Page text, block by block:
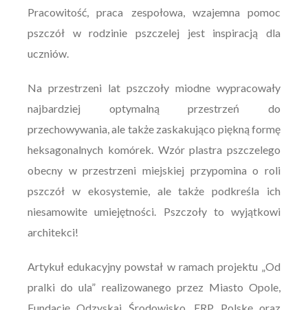
Pracowitość, praca zespołowa, wzajemna pomoc
pszczół w rodzinie pszczelej jest inspiracją dla
uczniów.
Na przestrzeni lat pszczoły miodne wypracowały
najbardziej optymalną przestrzeń do
przechowywania, ale także zaskakująco piękną formę
heksagonalnych komórek. Wzór plastra pszczelego
obecny w przestrzeni miejskiej przypomina o roli
pszczół w ekosystemie, ale także podkreśla ich
niesamowite umiejętności. Pszczoły to wyjątkowi
architekci!
Artykuł edukacyjny powstał w ramach projektu „Od
pralki do ula” realizowanego przez Miasto Opole,